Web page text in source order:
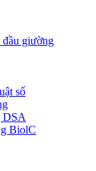
đầu giường
số
DSA
BiolC